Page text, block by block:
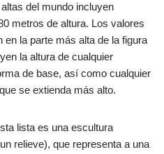
del mundo incluyen
metros de altura. Los valores
la parte más alta de la figura
la altura de cualquier
de base, así como cualquier
se extienda más alto.
lista es una escultura
relieve), que representa a una